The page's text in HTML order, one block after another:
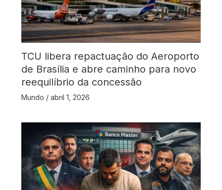
TCU libera repactuação do Aeroporto
de Brasília e abre caminho para novo
reequilíbrio da concessão
Mundo / abril 1, 2026